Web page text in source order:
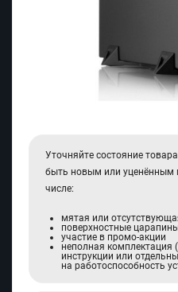
Уточняйте состояние
быть новым или уценённым
числе:
мятая или
поверхностные
участие в промо-акции
неполная комплектация
инструкции или
на работоспособность